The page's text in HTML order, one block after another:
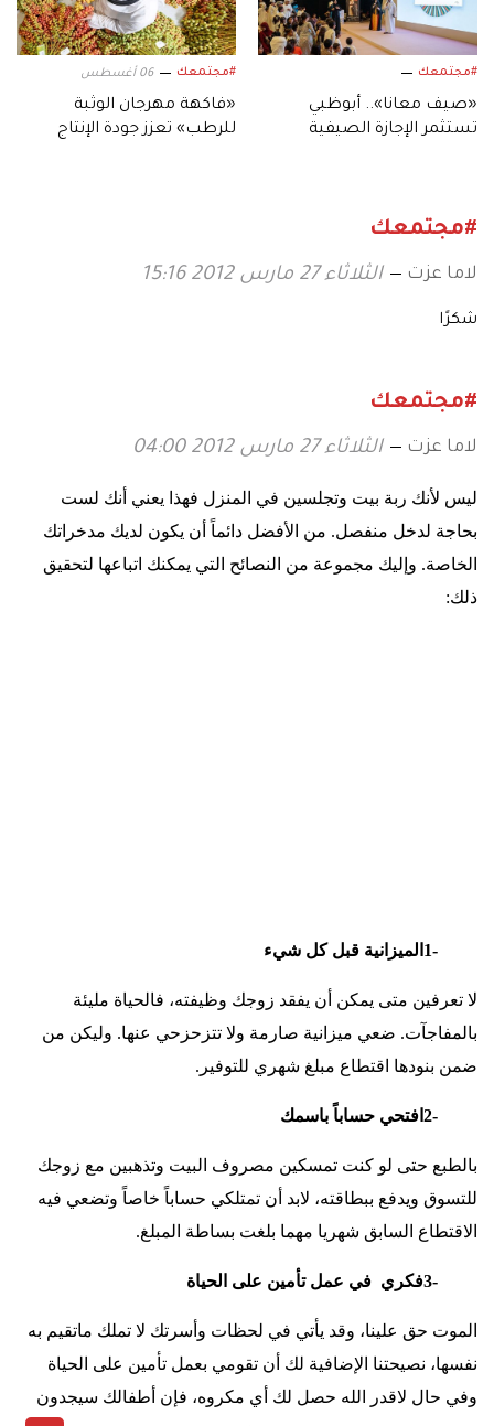
#مجتمعك
«صيف معانا».. أبوظبي
تستثمر الإجازة الصيفية
#مجتمعك 06 أغسطس
«فاكهة مهرجان الوثبة
للرطب» تعزز جودة الإنتاج
#مجتمعك
لاما عزت الثلاثاء 27 مارس 2012 15:16
شكرًا
#مجتمعك
لاما عزت الثلاثاء 27 مارس 2012 04:00
ليس لأنك ربة بيت وتجلسين في المنزل فهذا يعني أنك لست
بحاجة لدخل منفصل. من الأفضل دائماً أن يكون لديك مدخراتك
الخاصة. وإليك مجموعة من النصائح التي يمكنك اتباعها لتحقيق
ذلك:
1- الميزانية قبل كل شيء
لا تعرفين متى يمكن أن يفقد زوجك وظيفته، فالحياة مليئة
بالمفاجآت. ضعي ميزانية صارمة ولا تتزحزحي عنها. وليكن من
ضمن بنودها اقتطاع مبلغ شهري للتوفير .
2- افتحي حساباً باسمك
بالطبع حتى لو كنت تمسكين مصروف البيت وتذهبين مع زوجك
للتسوق ويدفع ببطاقته، لابد أن تمتلكي حساباً خاصاً وتضعي فيه
الاقتطاع السابق شهريا مهما بلغت بساطة المبلغ.
3-فكري في عمل تأمين على الحياة
الموت حق علينا، وقد يأتي في لحظات وأسرتك لا تملك ماتقيم به
نفسها، نصيحتنا الإضافية لك أن تقومي بعمل تأمين على الحياة
وفي حال لاقدر الله حصل لك أي مكروه، فإن أطفالك سيجدون